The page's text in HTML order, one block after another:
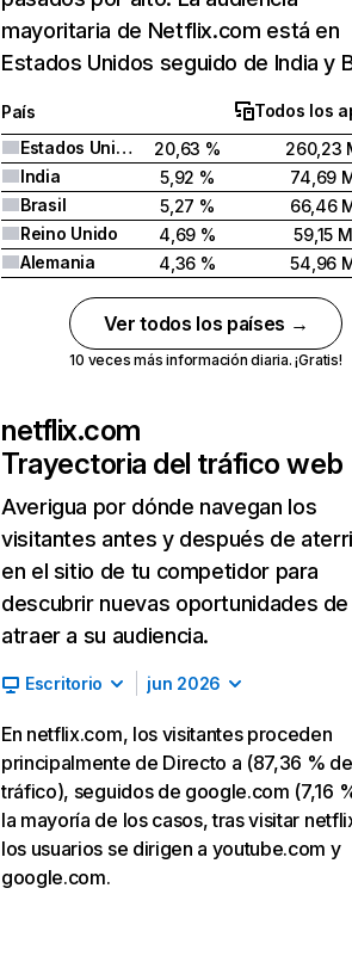
mayoritaria de Netflix.com está en
Estados Unidos seguido de India y
País
Todos los
Estados Unidos
20,63 %
260,23
India
5,92 %
74,69
Brasil
5,27 %
66,46
Reino Unido
4,69 %
59,15 M
Alemania
4,36 % 54,96
Ver todos los países →
10 veces más información diaria. ¡Gratis!
netflix.com
Trayectoria del tráfico web
Averigua por dónde navegan los
visitantes antes y después de
en el sitio de tu competidor para
descubrir nuevas oportunidades de
atraer a su audiencia.
Escritorio jun 2026
En netflix.com, los visitantes proceden
principalmente de Directo a (87,36 % de
tráfico), seguidos de google.com (7,16
la mayoría de los casos, tras visitar
los usuarios se dirigen a youtube.com y
google.com.